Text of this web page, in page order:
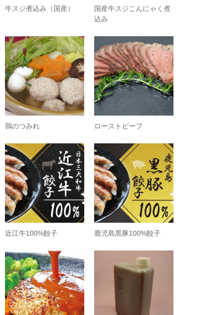
牛スジ煮込み（国産）
国産牛スジこんにゃく煮
込み
鶏のつみれ ローストビーフ
近江牛100%餃子 鹿児島黒豚100%餃子